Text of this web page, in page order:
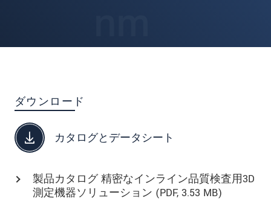
ダウンロード
カタログとデータシート
製品カタログ 精密なインライン品質検査用3D
測定機器ソリューション (PDF, 3.53 MB)